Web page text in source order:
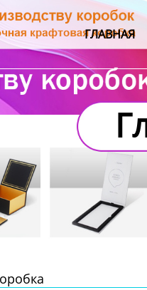
ГЛАВНАЯ